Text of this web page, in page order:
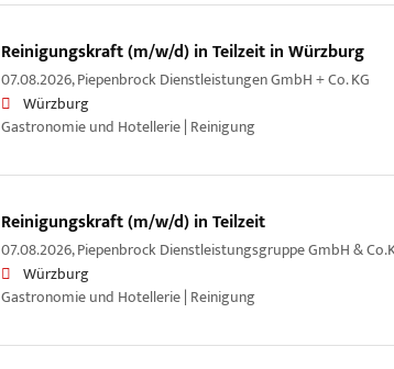
Reinigungskraft (m/w/d) in Teilzeit in Würzburg
07.08.2026,Piepenbrock Dienstleistungen GmbH + Co. KG
Würzburg
Gastronomie und Hotellerie | Reinigung
Reinigungskraft (m/w/d) in Teilzeit
07.08.2026,Piepenbrock Dienstleistungsgruppe GmbH &
Würzburg
Gastronomie und Hotellerie | Reinigung